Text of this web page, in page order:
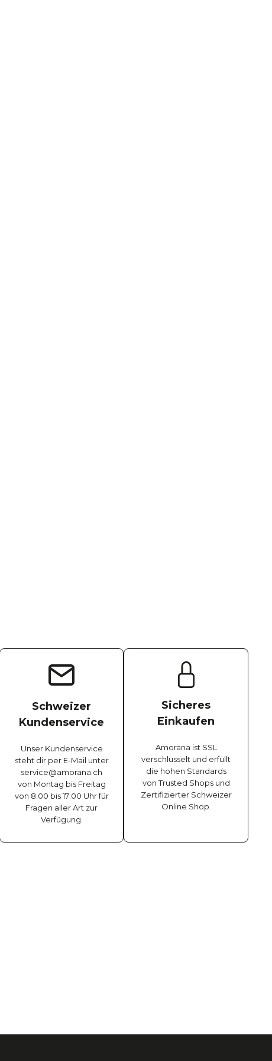
Schweizer
Kundenservice
Unser Kundenservice
steht dir per E-Mail unter
service@amorana.ch
von Montag bis Freitag
von 8:00 bis 17:00 Uhr für
Fragen aller Art zur
Verfügung.
Sicheres
Einkaufen
Amorana ist SSL
verschlüsselt und erfüllt
die hohen Standards
von Trusted Shops und
Zertifizierter Schweizer
Online Shop.